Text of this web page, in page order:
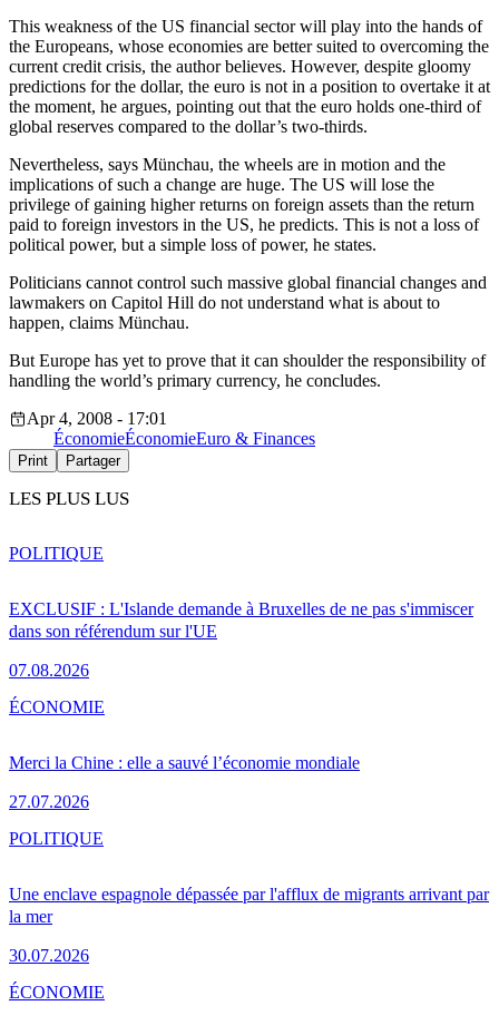
This weakness of the US financial sector will play into the hands of
the Europeans, whose economies are better suited to overcoming the
current credit crisis, the author believes. However, despite gloomy
predictions for the dollar, the euro is not in a position to overtake it at
the moment, he argues, pointing out that the euro holds one-third of
global reserves compared to the dollar’s two-thirds.
Nevertheless, says Münchau, the wheels are in motion and the
implications of such a change are huge. The US will lose the
privilege of gaining higher returns on foreign assets than the return
paid to foreign investors in the US, he predicts. This is not a loss of
political power, but a simple loss of power, he states.
Politicians cannot control such massive global financial changes and
lawmakers on Capitol Hill do not understand what is about to
happen, claims Münchau.
But Europe has yet to prove that it can shoulder the responsibility of
handling the world’s primary currency, he concludes.
Apr 4, 2008 - 17:01
ÉconomieÉconomieEuro & Finances
Print Partager
LES PLUS LUS
EXCLUSIF : L'Islande demande à Bruxelles de ne pas s'immiscer
dans son référendum sur l'UE
07.08.2026
POLITIQUE
Merci la Chine : elle a sauvé l’économie mondiale
27.07.2026
ÉCONOMIE
Une enclave espagnole dépassée par l'afflux de migrants arrivant par
la mer
30.07.2026
POLITIQUE
ÉCONOMIE